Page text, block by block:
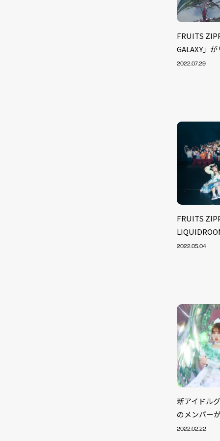
FRUITS
GALAXY」
2022.07.29
FRUITS
2022.05.04
新アイドル
のメンバー
2022.02.22